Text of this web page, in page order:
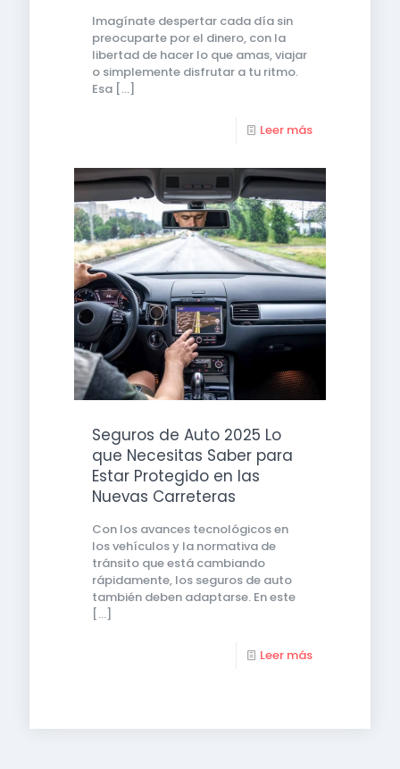
Imagínate despertar cada día sin
preocuparte por el dinero, con la
libertad de hacer lo que amas, viajar
o simplemente disfrutar a tu ritmo.
Esa […]
Leer más
Seguros de Auto 2025 Lo
que Necesitas Saber para
Estar Protegido en las
Nuevas Carreteras
Con los avances tecnológicos en
los vehículos y la normativa de
tránsito que está cambiando
rápidamente, los seguros de auto
también deben adaptarse. En este
[…]
Leer más